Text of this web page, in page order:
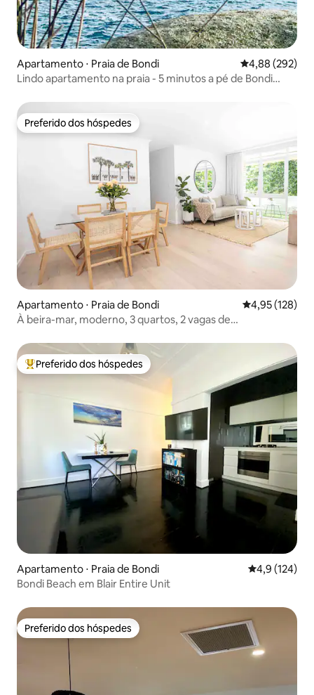
Apartamento ⋅ Praia de Bondi 4,88 de uma
4,88 (292)
Lindo apartamento na praia - 5 minutos a pé de Bondi
Preferido dos hóspedes
Preferido dos hóspedes
Apartamento ⋅ Praia de Bondi 4,95 de uma
4,95 (128)
À beira-mar, moderno, 3 quartos, 2 vagas de
Entre os melhores preferidos dos hóspedes
Preferido dos hóspedes
Apartamento ⋅ Praia de Bondi 4,9 de uma
4,9 (124)
Bondi Beach em Blair Entire Unit
Preferido dos hóspedes
Preferido dos hóspedes